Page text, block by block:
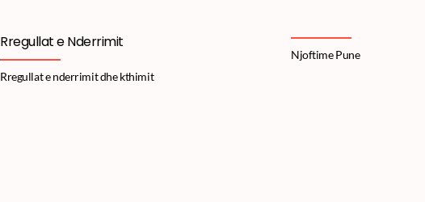
Rregullat e Nderrimit
Rregullat e nderrimit dhe kthimit
Njoftime Pune